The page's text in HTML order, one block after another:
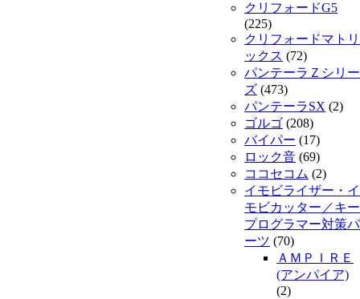
クリフォードG5
(225)
クリフォードマトリ
ックス (72)
パンテーラＺシリー
ズ (473)
パンテーラSX (2)
ゴルゴ (208)
バイパー (17)
ロック音 (69)
ココセコム (2)
イモビライザー・イ
モビカッター／キー
プログラマー対策パ
ーツ (70)
ＡＭＰＩＲＥ
(アンパイア)
(2)